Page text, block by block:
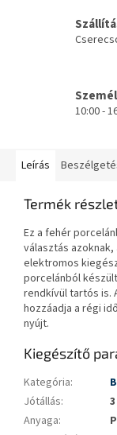
10:00 -
Leírás
Termék
Ez a fehér
választás
elektromos
porcelánból
rendkívül tartós is.
hozzáadja a régi
nyújt.
Kiegészítő
Kategória:
Jótállás:
Anyaga: